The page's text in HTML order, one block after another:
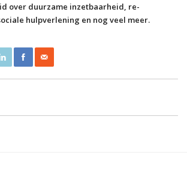
over duurzame inzetbaarheid, re-
hulpverlening en nog veel meer.